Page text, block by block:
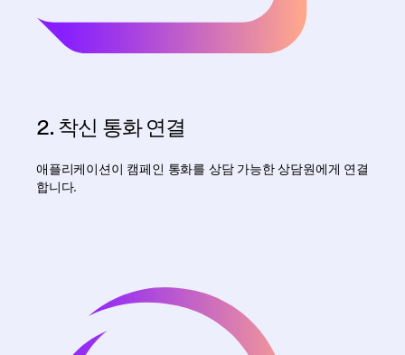
2. 착신 통화 연결
애플리케이션이 캠페인 통화를 상담 가능한 상담원에게 연결
합니다.